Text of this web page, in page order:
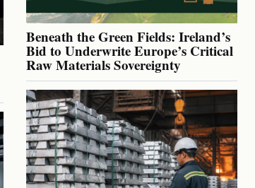
Beneath the Green Fields: Ireland’s
Bid to Underwrite Europe’s Critical
Raw Materials Sovereignty